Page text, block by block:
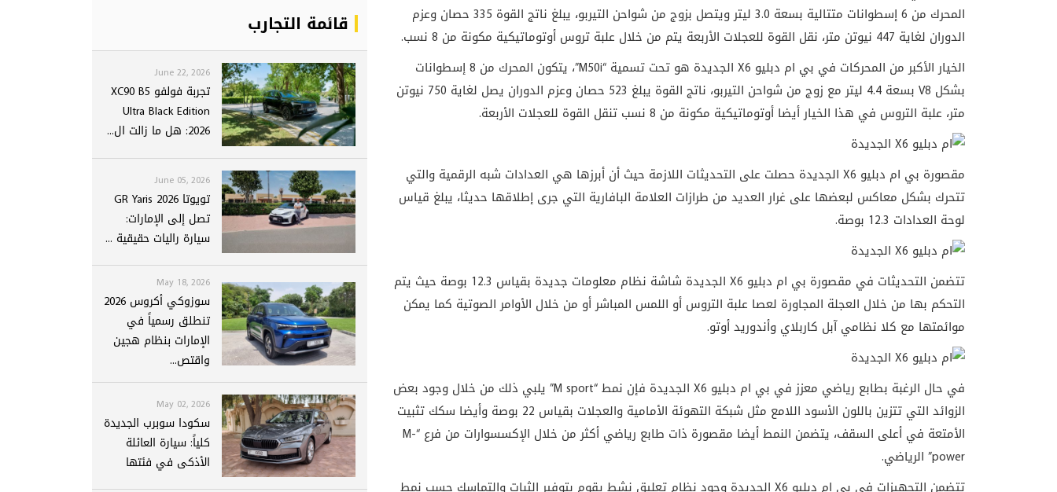
المحرك من 6 إسطوانات متتالية بسعة 3.0 ليتر ويتصل بزوج من شواحن التيربو، يبلغ ناتج القوة 335 حصان وعزم
الدوران لغاية 447 نيوتن متر، نقل القوة للعجلات الأربعة يتم من خلال علبة تروس أوتوماتيكية مكونة من 8 نسب.
الخيار الأكبر من المحركات في بي ام دبليو X6 الجديدة هو تحت تسمية “M50i”، يتكون المحرك من 8 إسطوانات
بشكل V8 بسعة 4.4 ليتر مع زوج من شواحن التيربو، ناتج القوة يبلغ 523 حصان وعزم الدوران يصل لغاية 750 نيوتن
متر، علبة التروس في هذا الخيار أيضا أوتوماتيكية مكونة من 8 نسب تنقل القوة للعجلات الأربعة.
مقصورة بي ام دبليو X6 الجديدة حصلت على التحديثات اللازمة حيث أن أبرزها هي العدادات شبه الرقمية والتي
تتحرك بشكل معاكس لبعضها على غرار العديد من طرازات العلامة البافارية التي جرى إطلاقها حديثا، يبلغ قياس
لوحة العدادات 12.3 بوصة.
تتضمن التحديثات في مقصورة بي ام دبليو X6 الجديدة شاشة نظام معلومات جديدة بقياس 12.3 بوصة حيث يتم
التحكم بها من خلال العجلة المجاورة لعصا علبة التروس أو اللمس المباشر أو من خلال الأوامر الصوتية كما يمكن
موائمتها مع كلا نظامي آبل كاربلاي وأندوريد أوتو.
في حال الرغبة بطابع رياضي معزز في بي ام دبليو X6 الجديدة فإن نمط “M sport” يلبي ذلك من خلال وجود بعض
الزوائد التي تتزين باللون الأسود اللامع مثل شبكة التهوئة الأمامية والعجلات بقياس 22 بوصة وأيضا سكك تثبيت
الأمتعة في أعلى السقف، يتضمن النمط أيضا مقصورة ذات طابع رياضي أكثر من خلال الإكسسوارات من فرع “M-
power” الرياضي.
تتضمن التجهيزات في بي ام دبليو X6 الجديدة وجود نظام تعليق نشط يقوم بتوفير الثبات والتماسك حسب نمط
قائمة التجارب
June 22, 2026
تجربة فولفو XC90 B5
Ultra Black Edition
2026: هل ما زالت ال...
June 05, 2026
تويوتا GR Yaris 2026
تصل إلى الإمارات:
سيارة راليات حقيقية ...
May 18, 2026
سوزوكي أكروس 2026
تنطلق رسمياً في
الإمارات بنظام هجين
واقتص...
May 02, 2026
سكودا سوبرب الجديدة
كلياً: سيارة العائلة
الأذكى في فئتها